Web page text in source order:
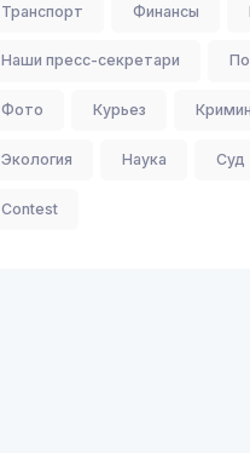
Транспорт Финансы
Наши пресс-секретари
Фото Курьез
Экология Наука Суд
Contest